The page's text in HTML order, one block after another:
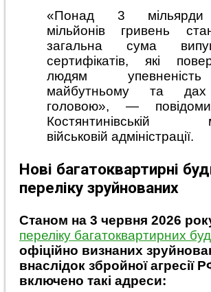
«Понад 3
мільйонів гривень
загальна сума
сертифікатів, які
людям
майбутньому та
головою», —
Костянтинівській
військовій адміністрації.
Нові багатоквартирні
переліку зруйнованих
Станом на 3 червня 2026
переліку багатоквартирних
офіційно визнаних
внаслідок збройної агресії
включено такі адреси: